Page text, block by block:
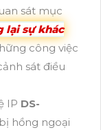
sát mục
lại sự khác
công việc
sát điều
IP DS-
hồng ngoại